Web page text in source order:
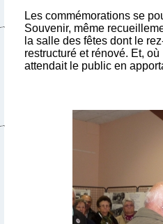
Les commémorations se
Souvenir, même
la salle des fêtes dont le
restructuré et rénové. Et,
attendait le public en